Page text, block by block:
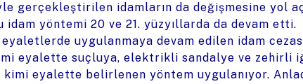
gerçekleştirilen idamların da değişmesine yol
yöntemi 20 ve 21. yüzyıllarda da devam etti.
eyaletlerde uygulanmaya devam edilen idam
eyalette suçluya, elektrikli sandalye ve zehirli
kimi eyalette belirlenen yöntem uygulanıyor.